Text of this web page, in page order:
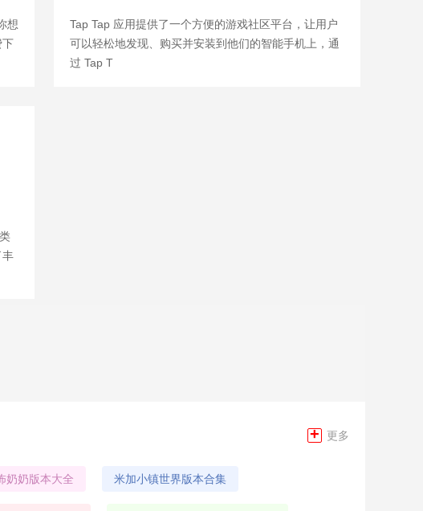
想
下
Tap Tap 应用提供了一个方便的游戏社区平台，让用户
可以轻松地发现、购买并安装到他们的智能手机上，通
过 Tap T
丰
+ 更多
奶奶版本大全 米加小镇世界版本合集